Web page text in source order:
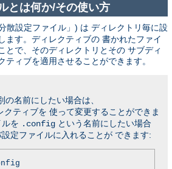
とは何か/その使い方
散設定ファイル」) は ディレクトリ毎に設
ます。ディレクティブの 書かれたファイ
とで、そのディレクトリとその サブディ
ティブを適用させることができます。
の名前にしたい場合は、
クティブを 使って変更することができま
を .config という名前にしたい場合
定ファイルに入れることが できます: